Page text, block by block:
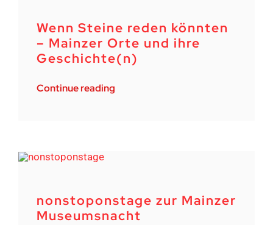
Wenn Steine reden könnten
– Mainzer Orte und ihre
Geschichte(n)
Continue reading
nonstoponstage zur Mainzer
Museumsnacht